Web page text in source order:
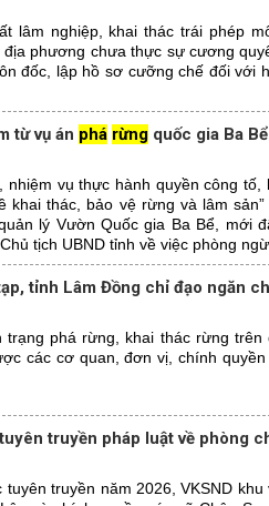
lâm nghiệp, khai thác trái phép
phương chưa thực sự cương
đốc, lập hồ sơ cưỡng chế đối với
từ vụ án phá rừng quốc gia Ba Bể
vụ thực hành quyền công tố,
khai thác, bảo vệ rừng và lâm
lý Vườn Quốc gia Ba Bể, mới
tịch UBND tỉnh về việc phòng
tỉnh Lâm Đồng chỉ đạo ngăn
phá rừng, khai thác rừng trên
các cơ quan, đơn vị, chính
truyền pháp luật về phòng
truyền năm 2026, VKSND